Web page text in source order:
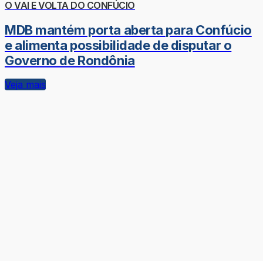
O VAI E VOLTA DO CONFÚCIO
MDB mantém porta aberta para Confúcio
e alimenta possibilidade de disputar o
Governo de Rondônia
Veja mais